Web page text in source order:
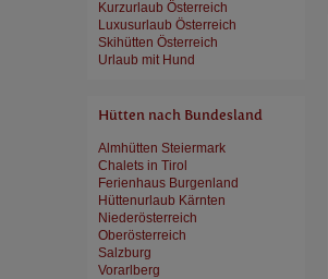
Kurzurlaub Österreich
Luxusurlaub Österreich
Skihütten Österreich
Urlaub mit Hund
Hütten nach Bundesland
Almhütten Steiermark
Chalets in Tirol
Ferienhaus Burgenland
Hüttenurlaub Kärnten
Niederösterreich
Oberösterreich
Salzburg
Vorarlberg